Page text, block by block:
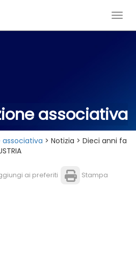
associativa
> Notizia > Dieci anni fa
ai preferiti Stampa